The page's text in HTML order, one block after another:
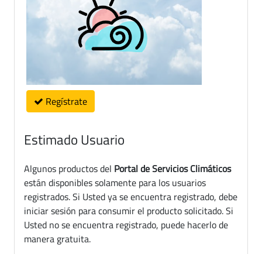
Regístrate
Estimado Usuario
Algunos productos del Portal de Servicios Climáticos
están disponibles solamente para los usuarios
registrados. Si Usted ya se encuentra registrado, debe
iniciar sesión para consumir el producto solicitado. Si
Usted no se encuentra registrado, puede hacerlo de
manera gratuita.